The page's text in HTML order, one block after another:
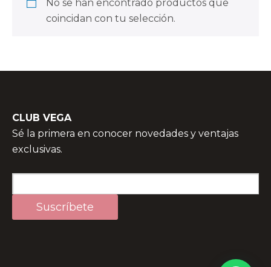
No se han encontrado productos que
coincidan con tu selección.
CLUB VEGA
Sé la primera en conocer novedades y ventajas
exclusivas.